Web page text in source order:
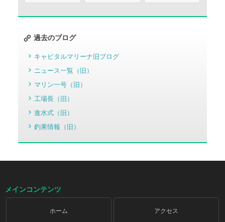
過去のブログ
キャピタルマリーナ旧ブログ
ニュース一覧（旧）
マリン一号（旧）
工場長（旧）
進水式（旧）
釣果情報（旧）
メインコンテンツ
ホーム アクセス